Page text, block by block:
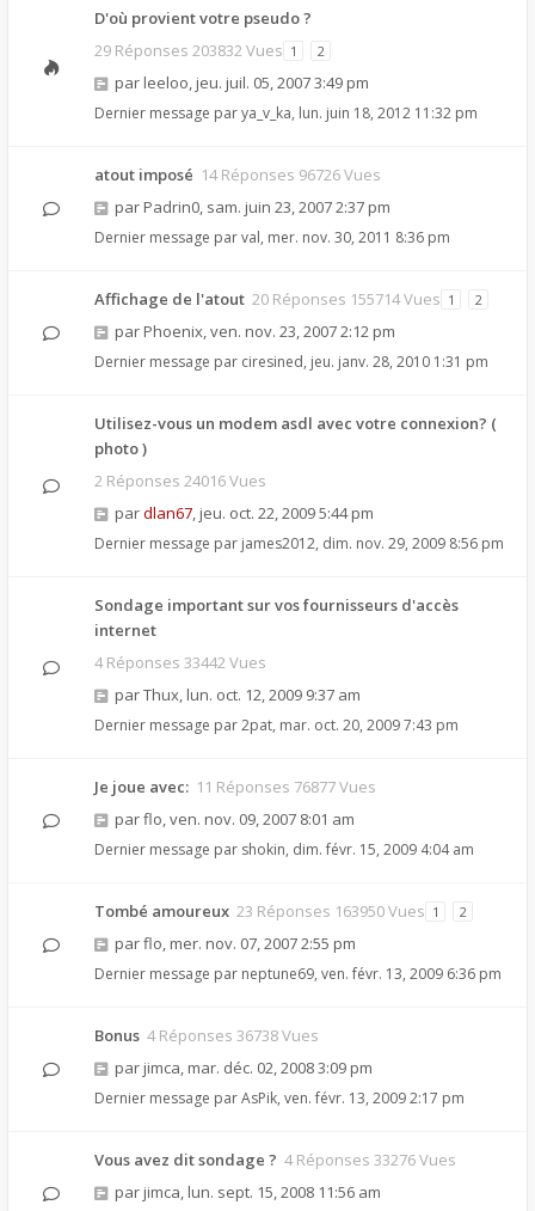
D'où provient votre pseudo ?
29 Réponses 203832 Vues 1 2
par leeloo, jeu. juil. 05, 2007 3:49 pm
Dernier message parya_v_ka, lun. juin 18, 2012 11:32 pm
atout imposé 14 Réponses 96726 Vues
par Padrin0, sam. juin 23, 2007 2:37 pm
Dernier message parval, mer. nov. 30, 2011 8:36 pm
Affichage de l'atout 20 Réponses 155714 Vues 1 2
par Phoenix,ven. nov. 23, 2007 2:12 pm
Dernier message par ciresined, jeu. janv. 28, 2010 1:31 pm
Utilisez-vous un modem asdl avec votre connexion? (
photo )
2 Réponses 24016 Vues
pardlan67, jeu. oct. 22, 2009 5:44 pm
Dernier message par james2012, dim. nov. 29, 2009 8:56 pm
Sondage important sur vos fournisseurs d'accès
internet
4 Réponses 33442 Vues
parThux, lun. oct. 12, 2009 9:37 am
Dernier message par2pat, mar. oct. 20, 2009 7:43 pm
Je joue avec: 11 Réponses 76877 Vues
parflo,ven. nov. 09, 2007 8:01 am
Dernier message par shokin, dim. févr. 15, 2009 4:04 am
Tombé amoureux 23 Réponses 163950 Vues 1 2
parflo, mer. nov. 07, 2007 2:55 pm
Dernier message par neptune69, ven. févr. 13, 2009 6:36 pm
Bonus 4 Réponses 36738 Vues
par jimca, mar. déc. 02, 2008 3:09 pm
Dernier message parAsPik, ven. févr. 13, 2009 2:17 pm
Vous avez dit sondage ? 4 Réponses 33276 Vues
par jimca, lun. sept. 15, 2008 11:56 am